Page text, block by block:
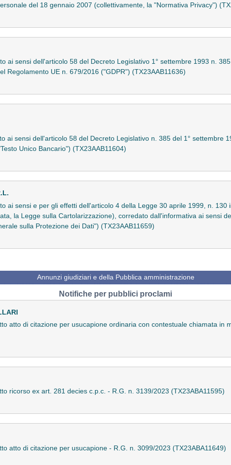
del 18 gennaio 2007 (collettivamente, la "Normativa Privacy")
ai sensi dell'articolo 58 del Decreto Legislativo 1° settembre 1993 n.
Regolamento UE n. 679/2016 ("GDPR") (TX23AAB11636)
ai sensi dell'articolo 58 del Decreto Legislativo n. 385 del 1° settembre
Unico Bancario") (TX23AAB11604)
ai sensi e per gli effetti dell'articolo 4 della Legge 30 aprile 1999, n. 130
la Legge sulla Cartolarizzazione), corredato dall'informativa ai sensi
sulla Protezione dei Dati") (TX23AAB11659)
Annunzi giudiziari e della Pubblica amministrazione
Notifiche per pubblici proclami
atto di citazione per usucapione ordinaria con contestuale chiamata in
ricorso ex art. 281 decies c.p.c. - R.G. n. 3139/2023 (TX23ABA11595)
atto di citazione per usucapione - R.G. n. 3099/2023 (TX23ABA11649)